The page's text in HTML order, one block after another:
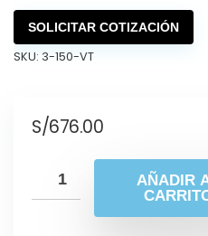
SOLICITAR COTIZACIÓN
SKU: 3-150-VT
S/676.00
AÑADIR